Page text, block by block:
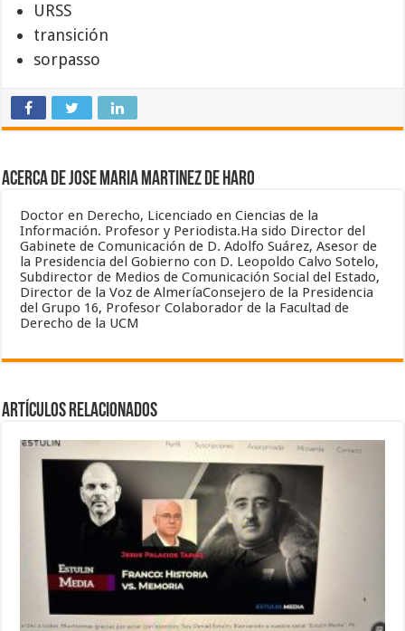
URSS
transición
sorpasso
Acerca de Jose Maria Martinez de Haro
Doctor en Derecho, Licenciado en Ciencias de la
Información. Profesor y Periodista.Ha sido Director del
Gabinete de Comunicación de D. Adolfo Suárez, Asesor de
la Presidencia del Gobierno con D. Leopoldo Calvo Sotelo,
Subdirector de Medios de Comunicación Social del Estado,
Director de la Voz de AlmeríaConsejero de la Presidencia
del Grupo 16, Profesor Colaborador de la Facultad de
Derecho de la UCM
Artículos relacionados